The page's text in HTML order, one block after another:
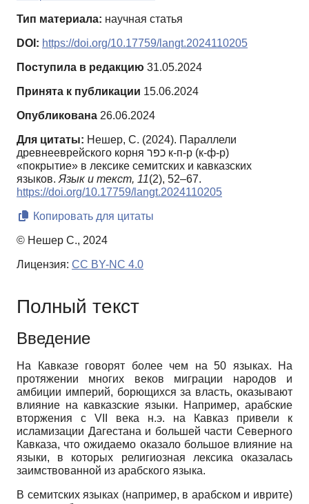
Тип материала: научная статья
DOI: https://doi.org/10.17759/langt.2024110205
Поступила в редакцию 31.05.2024
Принята к публикации 15.06.2024
Опубликована 26.06.2024
Для цитаты: Нешер, С. (2024). Параллели
древнееврейского корня כפר к-п-р (к-ф-р)
«покрытие» в лексике семитских и кавказских
языков. Язык и текст, 11(2), 52–67.
https://doi.org/10.17759/langt.2024110205
Копировать для цитаты
© Нешер С., 2024
Лицензия: CC BY-NC 4.0
Полный текст
Введение
На Кавказе говорят более чем на 50 языках. На
протяжении многих веков миграции народов и
амбиции империй, борющихся за власть, оказывают
влияние на кавказские языки. Например, арабские
вторжения с VII века н.э. на Кавказ привели к
исламизации Дагестана и большей части Северного
Кавказа, что ожидаемо оказало большое влияние на
языки, в которых религиозная лексика оказалась
заимствованной из арабского языка.
В семитских языках (например, в арабском и иврите)